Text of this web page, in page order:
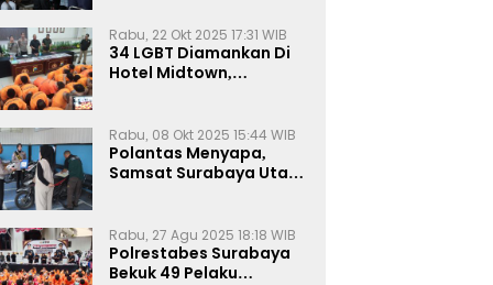
Rabu, 22 Okt 2025 17:31 WIB
34 LGBT Diamankan Di
Hotel Midtown,
Rabu, 08 Okt 2025 15:44 WIB
Polantas Menyapa,
Samsat Surabaya Utara
Rabu, 27 Agu 2025 18:18 WIB
Polrestabes Surabaya
Bekuk 49 Pelaku